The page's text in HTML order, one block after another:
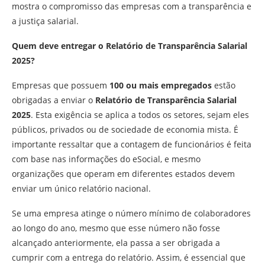
mostra o compromisso das empresas com a transparência e
a justiça salarial.
Quem deve entregar o Relatório de Transparência Salarial
2025?
Empresas que possuem 100 ou mais empregados estão
obrigadas a enviar o Relatório de Transparência Salarial
2025. Esta exigência se aplica a todos os setores, sejam eles
públicos, privados ou de sociedade de economia mista. É
importante ressaltar que a contagem de funcionários é feita
com base nas informações do eSocial, e mesmo
organizações que operam em diferentes estados devem
enviar um único relatório nacional.
Se uma empresa atinge o número mínimo de colaboradores
ao longo do ano, mesmo que esse número não fosse
alcançado anteriormente, ela passa a ser obrigada a
cumprir com a entrega do relatório. Assim, é essencial que